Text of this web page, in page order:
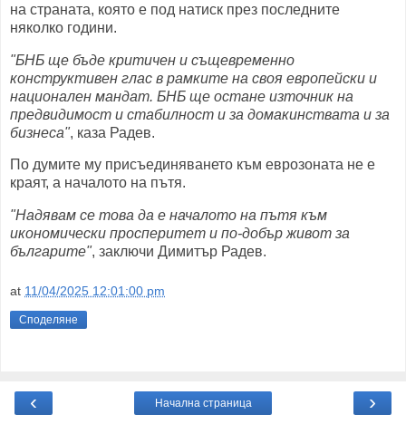
на страната, която е под натиск през последните
няколко години.
"БНБ ще бъде критичен и същевременно
конструктивен глас в рамките на своя европейски и
национален мандат. БНБ ще остане източник на
предвидимост и стабилност и за домакинствата и за
бизнеса", каза Радев.
По думите му присъединяването към еврозоната не е
краят, а началото на пътя.
"Надявам се това да е началото на пътя към
икономически просперитет и по-добър живот за
българите", заключи Димитър Радев.
at 11/04/2025 12:01:00 pm
Споделяне
‹ ›
Начална страница